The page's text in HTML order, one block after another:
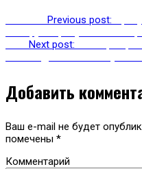
Previous post:
Next post:
Добавить
Ваш e-mail не будет
помечены *
Комментарий